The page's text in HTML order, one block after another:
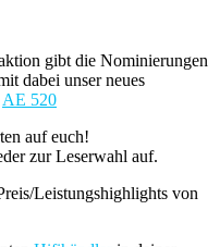
gibt die Nominierungen
dabei unser neues
AE 520
auf euch!
zur Leserwahl auf.
Leistungshighlights von